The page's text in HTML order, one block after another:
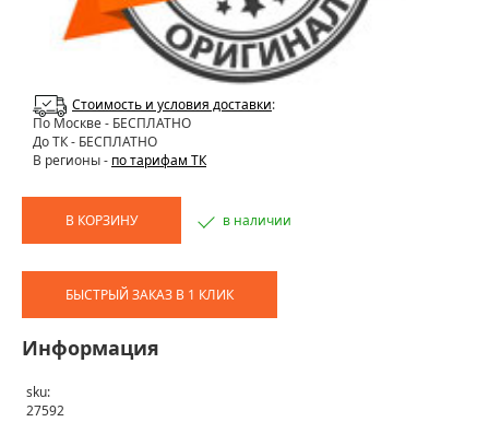
Стоимость и условия доставки:
По Москве- БЕСПЛАТНО
До ТК - БЕСПЛАТНО
В регионы - по тарифам ТК
В КОРЗИНУ в наличии
БЫСТРЫЙ ЗАКАЗ В 1 КЛИК
Информация
sku:
27592